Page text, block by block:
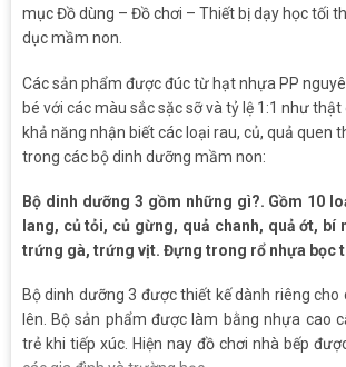
mục Đồ dùng – Đồ chơi – Thiết bị dạy học tối
dục mầm non.
Các sản phẩm được đúc từ hạt nhựa PP
bé với các màu sắc sặc sỡ và tỷ lệ 1:1 như
khả năng nhận biết các loại rau, củ, quả quen
trong các bộ dinh dưỡng mầm non:
Bộ dinh dưỡng 3 gồm những gì?. Gồm 10
lang, củ tỏi, củ gừng, quả chanh, quả ớt, bí
trứng gà, trứng vịt. Đựng trong rổ nhựa bọc
Bộ dinh dưỡng 3 được thiết kế dành riêng
lên. Bộ sản phẩm được làm bằng nhựa cao
trẻ khi tiếp xúc. Hiện nay đồ chơi nhà bếp